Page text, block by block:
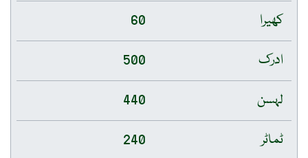
کھیرا
60
ادرک
500
لہسن
440
ٹماٹر
240